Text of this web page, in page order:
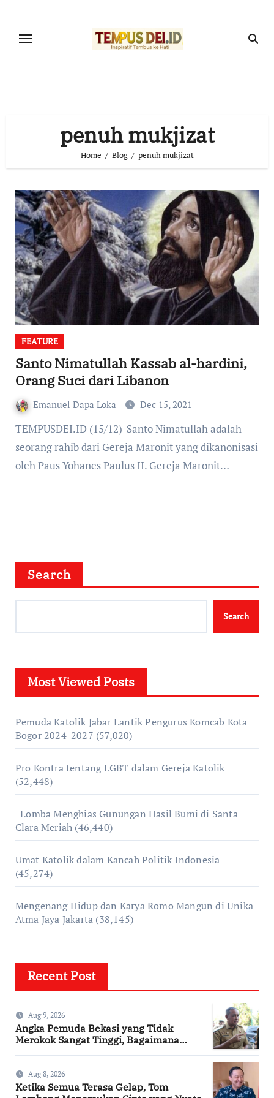
content
penuh mukjizat
Home Blog penuh mukjizat
FEATURE
Santo Nimatullah Kassab al-hardini,
Orang Suci dari Libanon
Emanuel Dapa Loka Dec 15, 2021
TEMPUSDEI.ID (15/12)-Santo Nimatullah adalah
seorang rahib dari Gereja Maronit yang dikanonisasi
oleh Paus Yohanes Paulus II. Gereja Maronit…
Search
Search
Most Viewed Posts
Pemuda Katolik Jabar Lantik Pengurus Komcab Kota
Bogor 2024-2027 (57,020)
Pro Kontra tentang LGBT dalam Gereja Katolik
(52,448)
Lomba Menghias Gunungan Hasil Bumi di Santa
Clara Meriah (46,440)
Umat Katolik dalam Kancah Politik Indonesia
(45,274)
Mengenang Hidup dan Karya Romo Mangun di Unika
Atma Jaya Jakarta (38,145)
Recent Post
Aug 9, 2026
Angka Pemuda Bekasi yang Tidak
Merokok Sangat Tinggi, Bagaimana
Aug 8, 2026
Ketika Semua Terasa Gelap, Tom